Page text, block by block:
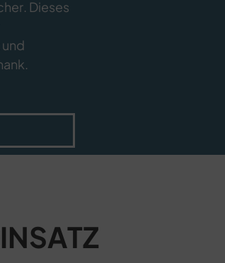
Dieses